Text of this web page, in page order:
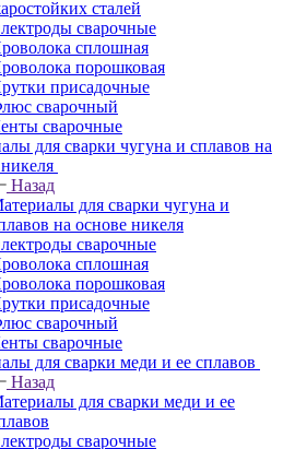
сталей
сварочные
сплошная
порошковая
присадочные
сварочный
сварочные
для сварки чугуна и сплавов на
Назад
для сварки чугуна и
на основе никеля
сварочные
сплошная
порошковая
присадочные
сварочный
сварочные
для сварки меди и ее сплавов
Назад
для сварки меди и ее
сварочные